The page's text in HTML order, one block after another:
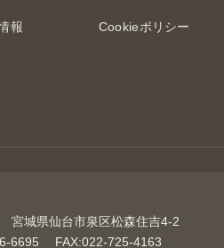
報 Cookieポリシー
宮城県仙台市泉区松森住吉4-2
6695 FAX:022-725-4163